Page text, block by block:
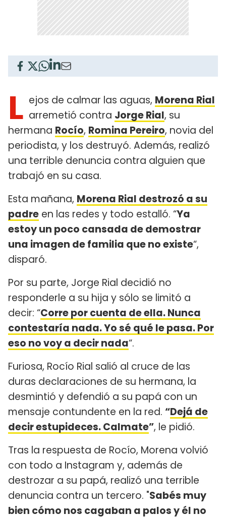
L ejos de calmar las aguas, Morena Rial
arremetió contra Jorge Rial, su
hermana Rocío, Romina Pereiro, novia del
periodista, y los destruyó. Además, realizó
una terrible denuncia contra alguien que
trabajó en su casa.
Esta mañana, Morena Rial destrozó a su
padre en las redes y todo estalló. “Ya
estoy un poco cansada de demostrar
una imagen de familia que no existe“,
disparó.
Por su parte, Jorge Rial decidió no
responderle a su hija y sólo se limitó a
decir: “Corre por cuenta de ella. Nunca
contestaría nada. Yo sé qué le pasa. Por
eso no voy a decir nada“.
Furiosa, Rocío Rial salió al cruce de las
duras declaraciones de su hermana, la
desmintió y defendió a su papá con un
mensaje contundente en la red. “Dejá de
decir estupideces. Calmate”, le pidió.
Tras la respuesta de Rocío, Morena volvió
con todo a Instagram y, además de
destrozar a su papá, realizó una terrible
denuncia contra un tercero. "Sabés muy
bien cómo nos cagaban a palos y él no